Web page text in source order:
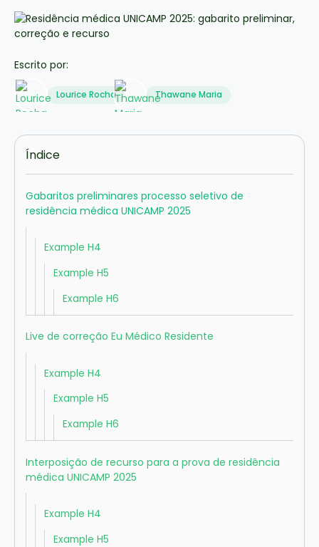
Escrito por:
Lourice Rocha Thawane Maria
Índice
Gabaritos preliminares processo seletivo de
residência médica UNICAMP 2025
Example H4
Example H5
Example H6
Live de correção Eu Médico Residente
Example H4
Example H5
Example H6
Interposição de recurso para a prova de residência
médica UNICAMP 2025
Example H4
Example H5